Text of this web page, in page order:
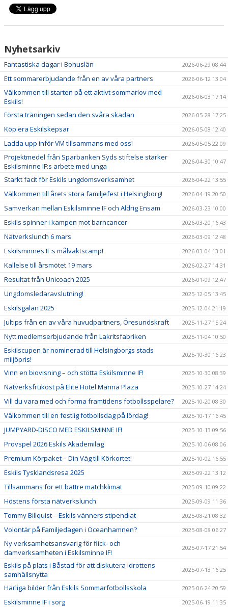
Nyhetsarkiv
Fantastiska dagar i Bohuslän 2026-06-29 08:44
Ett sommarerbjudande från en av våra partners 2026-06-12 13:04
Välkommen till starten på ett aktivt sommarlov med
Eskils!
2026-06-03 17:14
Första träningen sedan den svåra skadan 2026-05-28 17:25
Köp era Eskilskepsar 2026-05-08 12:40
Ladda upp inför VM tillsammans med oss! 2026-05-05 22:09
Projektmedel från Sparbanken Syds stiftelse stärker
Eskilsminne IF:s arbete med unga
2026-04-30 10:47
Starkt facit för Eskils ungdomsverksamhet 2026-04-22 13:55
Välkommen till årets stora familjefest i Helsingborg! 2026-04-19 20:50
Samverkan mellan Eskilsminne IF och Aldrig Ensam 2026-03-23 10:00
Eskils spinner i kampen mot barncancer 2026-03-20 16:43
Nätverkslunch 6 mars 2026-03-09 12:48
Eskilsminnes IF:s målvaktscamp! 2026-03-04 13:01
Kallelse till årsmötet 19 mars 2026-02-27 14:31
Resultat från Unicoach 2025 2026-01-09 12:47
Ungdomsledaravslutning! 2025-12-05 13:45
Eskilsgalan 2025 2025-12-04 21:19
Jultips från en av våra huvudpartners, Öresundskraft 2025-11-27 15:24
Nytt medlemserbjudande från Lakritsfabriken 2025-11-04 10:50
Eskilscupen är nominerad till Helsingborgs stads
miljöpris!
2025-10-30 16:23
Vinn en biovisning – och stötta Eskilsminne IF! 2025-10-30 08:39
Nätverksfrukost på Elite Hotel Marina Plaza 2025-10-27 14:24
Vill du vara med och forma framtidens fotbollsspelare? 2025-10-20 08:30
Välkommen till en festlig fotbollsdag på lördag! 2025-10-17 16:45
JUMPYARD-DISCO MED ESKILSMINNE IF! 2025-10-13 09:56
Provspel 2026 Eskils Akademilag 2025-10-06 08:06
Premium Körpaket – Din Väg till Körkortet! 2025-10-02 16:55
Eskils Tysklandsresa 2025 2025-09-22 13:12
Tillsammans för ett bättre matchklimat 2025-09-10 09:22
Höstens första nätverkslunch 2025-09-09 11:36
Tommy Billquist – Eskils vänners stipendiat 2025-08-21 08:32
Volontär på Familjedagen i Oceanhamnen? 2025-08-08 06:27
Ny verksamhetsansvarig för flick- och
damverksamheten i Eskilsminne IF!
2025-07-17 21:54
Eskils på plats i Båstad för att diskutera idrottens
samhällsnytta
2025-07-13 16:25
Härliga bilder från Eskils Sommarfotbollsskola 2025-06-24 20:59
Eskilsminne IF i sorg 2025-06-19 11:35